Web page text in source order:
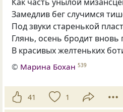
Замедлив бег случимся
Под звуки старенькой
Глянь, осень бродит
В красивых желтеньких
© Марина Бохан 539
41 1